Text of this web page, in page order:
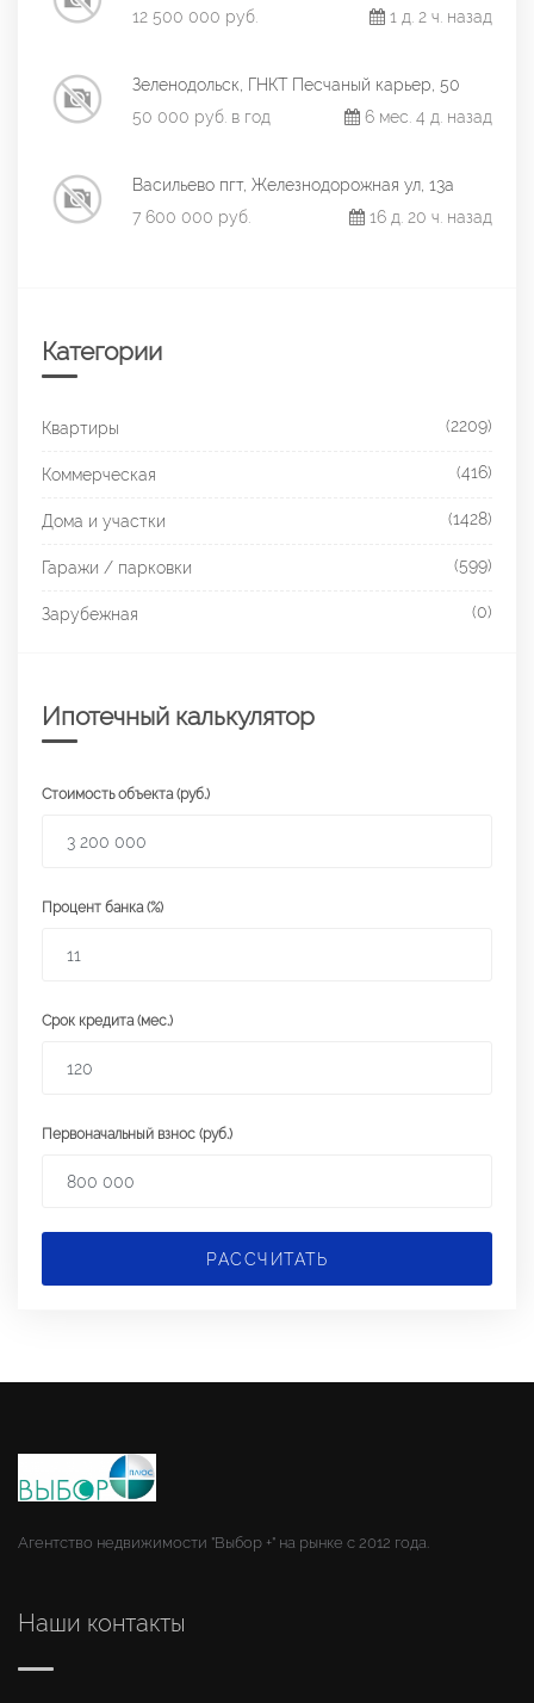
12 500 000 руб. 1 д. 2 ч. назад
Зеленодольск, ГНКТ Песчаный карьер, 50
50 000 руб. в год
6 мес. 4 д. назад
Васильево пгт, Железнодорожная ул, 13а
7 600 000 руб.
16 д. 20 ч. назад
Категории
Квартиры (2209)
Коммерческая (416)
Дома и участки (1428)
Гаражи / парковки (599)
Зарубежная (0)
Ипотечный калькулятор
Стоимость объекта (руб.)
Процент банка (%)
Срок кредита (мес.)
Первоначальный взнос (руб.)
РАССЧИТАТЬ
Агентство недвижимости "Выбор +" на рынке с 2012 года.
Наши контакты